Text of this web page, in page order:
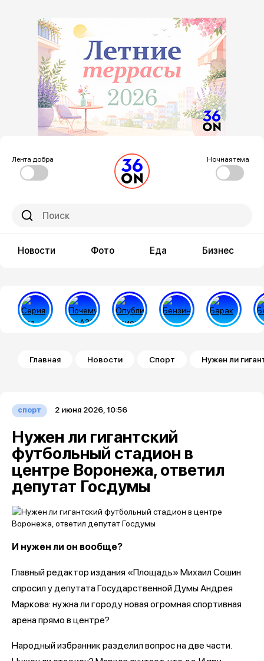
Лента добра Ночная тема
Новости Фото Еда Бизнес
Строка навигации
Главная Новости Спорт Нужен ли
спорт 2 июня 2026, 10:56
Нужен ли гигантский
футбольный стадион в
центре Воронежа, ответил
депутат Госдумы
И нужен ли он вообще?
Главный редактор издания «Площадь» Михаил Сошин
спросил у депутата Государственной Думы Андрея
Маркова: нужна ли городу новая огромная спортивная
арена прямо в центре?
Народный избранник разделил вопрос на две части.